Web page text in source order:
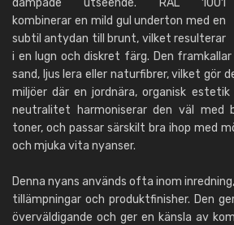
dämpade utseende. RAL 1001
kombinerar en mild gul underton med en
subtil antydan till brunt, vilket resulterar
i en lugn och diskret färg. Den
sand, ljus lera eller naturfibrer, vilket gör
miljöer där en jordnära, organisk estetik
neutralitet harmoniserar den väl med
toner, och passar särskilt bra ihop med
och mjuka vita nyanser.
Denna nyans används ofta inom
tillämpningar och produktfinisher. Den
överväldigande och ger en känsla av